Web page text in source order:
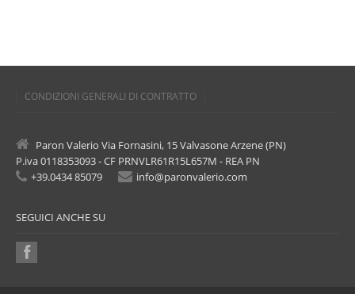
CONDIZIONI GENERALI DI CONTRATTO
Paron Valerio Via Fornasini, 15 Valvasone Arzene (PN)
P.iva 0118353093 - CF PRNVLR61R15L657M - REA PN
+39.0434 85079
info@paronvalerio.com
SEGUICI ANCHE SU